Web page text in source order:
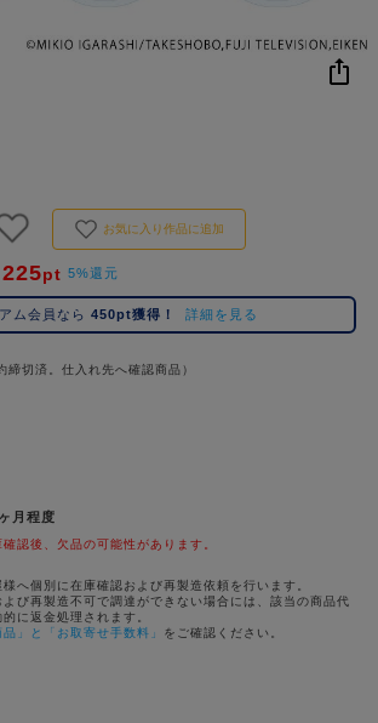
4位 #名探偵コナン
5位 #呪術廻戦
#Dr.STONE（ドクターストーン）
お気に入り作品に追加
225pt 5%還元
ム会員なら 450pt獲得！ 詳細を見る
締切済。仕入れ先へ確認商品）
月程度
認後、欠品の可能性があります。
へ個別に在庫確認および再製造依頼を行います。
よび再製造不可で調達ができない場合には、該当の商品代
に返金処理されます。
品」と「お取寄せ手数料」 をご確認ください。